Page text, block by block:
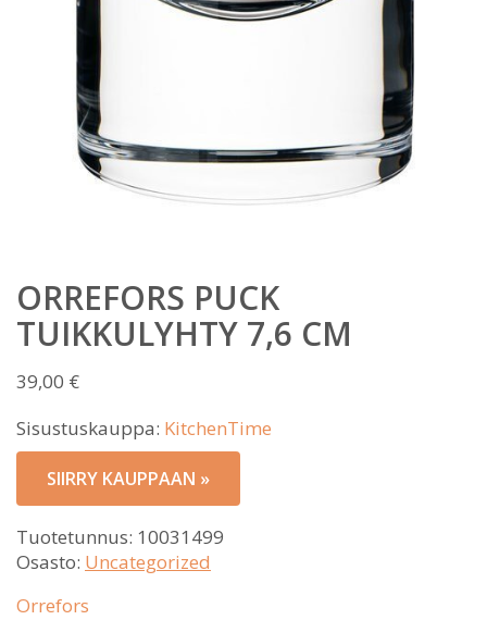
ORREFORS PUCK
TUIKKULYHTY 7,6 CM
39,00 €
Sisustuskauppa: KitchenTime
SIIRRY KAUPPAAN »
Tuotetunnus: 10031499
Osasto: Uncategorized
Orrefors